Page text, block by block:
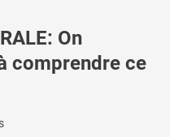
On
comprendre ce